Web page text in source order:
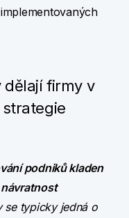
implementovaných
dělají firmy v
podniků kladen
se typicky jedná o